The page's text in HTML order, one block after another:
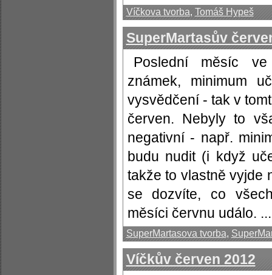
Víčkova tvorba, Tomáš Hypeš
SuperMartasův
Poslední měsíc
známek, minimum
vysvědčení - tak v
červen. Nebyly to
negativní - např.
budu nudit (i když
takže to vlastně vyjde
se dozvíte, co
měsíci červnu událo. ...
SuperMartasova tvorba,
Víčkův červen 2012